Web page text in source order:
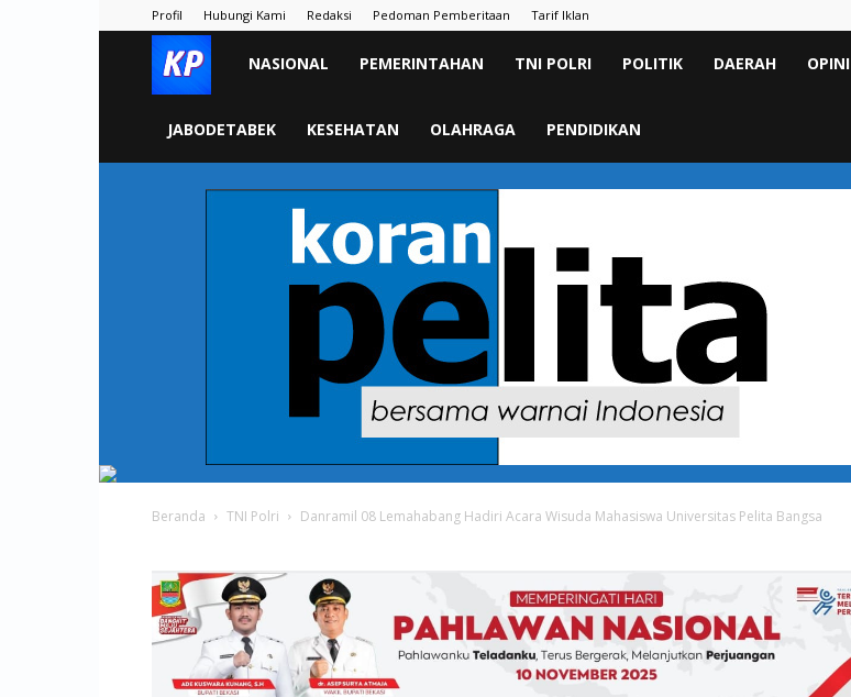
Profil Hubungi Kami Redaksi Pedoman Pemberitaan Tarif Iklan
KORAN
PELITA
NASIONAL PEMERINTAHAN TNI POLRI POLITIK DAERAH OPINI
JABODETABEK KESEHATAN OLAHRAGA PENDIDIKAN
Beranda TNI Polri Danramil 08 Lemahabang Hadiri Acara Wisuda Mahasiswa Universitas Pelita Bangsa